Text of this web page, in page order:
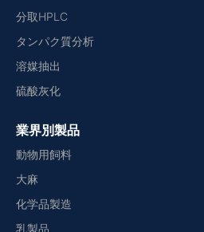
分取HPLC
タンパク質分析
溶媒抽出
硫酸灰化
業界別製品
動物用飼料
大麻
化学品製造
乳製品